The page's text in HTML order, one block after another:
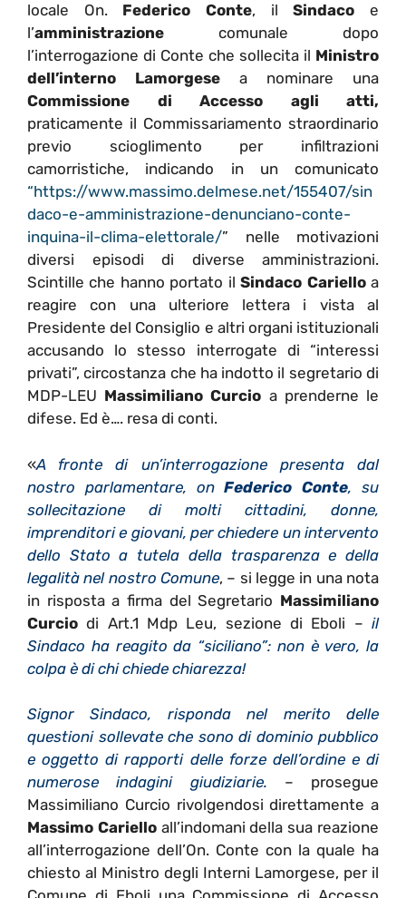
locale On. Federico Conte, ilSindaco e
l’amministrazione comunale dopo
l’interrogazione di Conte che sollecita il Ministro
dell’interno Lamorgese a nominare una
Commissione di Accesso agli atti,
praticamente il Commissariamento straordinario
previo scioglimento per infiltrazioni
camorristiche, indicando in un comunicato
“https://www.massimo.delmese.net/155407/sin
daco-e-amministrazione-denunciano-conte-
inquina-il-clima-elettorale/” nelle motivazioni
diversi episodi di diverse amministrazioni.
Scintille che hanno portato ilSindaco Carielloa
reagire con una ulteriore lettera i vista al
Presidente del Consiglio e altri organi istituzionali
accusando lo stesso interrogate di “interessi
privati”, circostanza che ha indotto il segretario di
MDP-LEU Massimiliano Curcio a prenderne le
difese. Ed è…. resa di conti.
«A fronte di un’interrogazione presenta dal
nostro parlamentare, onFederico Conte, su
sollecitazione di molti cittadini, donne,
imprenditori e giovani, per chiedere un intervento
dello Stato a tutela della trasparenza e della
legalità nel nostro Comune, – si legge in una nota
in risposta a firma del Segretario Massimiliano
Curcio di Art.1 Mdp Leu, sezione di Eboli – il
Sindaco ha reagito da “siciliano”: non è vero, la
colpa è di chi chiede chiarezza!
Signor Sindaco, risponda nel merito delle
questioni sollevate che sono di dominio pubblico
e oggetto di rapporti delle forze dell’ordine e di
numerose indagini giudiziarie. – prosegue
Massimiliano Curcio rivolgendosi direttamente a
Massimo Carielloall’indomani della sua reazione
all’interrogazione dell’On. Conte con la quale ha
chiesto al Ministro degli Interni Lamorgese, per il